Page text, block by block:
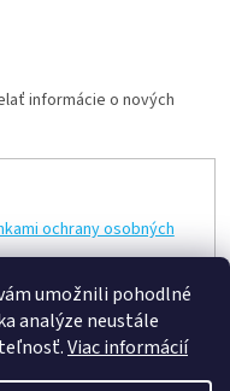
umožnili pohodlné
analýze neustále
Viac informácií
informácie o nových
ochrany osobných